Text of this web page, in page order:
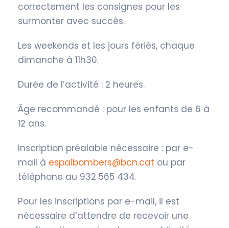
correctement les consignes pour les
surmonter avec succès.
Les weekends et les jours fériés, chaque
dimanche à 11h30.
Durée de l’activité : 2 heures.
Âge recommandé : pour les enfants de 6 à
12 ans.
Inscription préalable nécessaire : par e-
mail à espaibombers@bcn.cat ou par
téléphone au 932 565 434.
Pour les inscriptions par e-mail, il est
nécessaire d’attendre de recevoir une